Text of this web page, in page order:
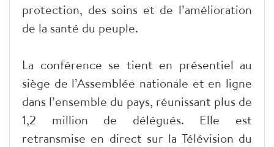
protection, des soins et de l’amélioration
de la santé du peuple.
La conférence se tient en présentiel au
siège de l’Assemblée nationale et en ligne
dans l’ensemble du pays, réunissant plus de
1,2 million de délégués. Elle est
retransmise en direct sur la Télévision du